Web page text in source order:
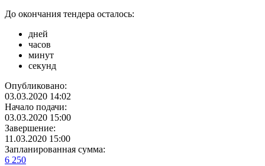
До окончания тендера осталось:
дней
часов
минут
секунд
Опубликовано:
03.03.2020 14:02
Начало подачи:
03.03.2020 15:00
Завершение:
11.03.2020 15:00
Запланированная сумма:
6 250